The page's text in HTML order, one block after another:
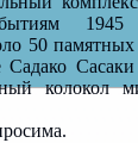
50
Садако
колокол